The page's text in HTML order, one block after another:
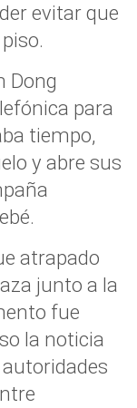
evitar que
Dong
para
tiempo,
y abre sus
atrapado
junto a la
fue
la noticia